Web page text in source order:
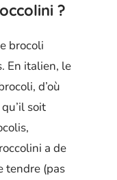
?
brocoli
En italien, le
d’où
soit
a de
tendre (pas